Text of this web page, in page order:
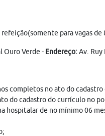
para vagas
Verde - Endereço:Av. Ruy
completos no ato do
do cadastro do currículo no
hospitalar de no mínimo 06